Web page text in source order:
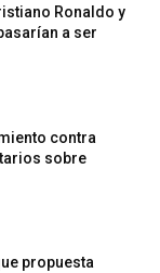
Ronaldo y
a ser
contra
sobre
propuesta